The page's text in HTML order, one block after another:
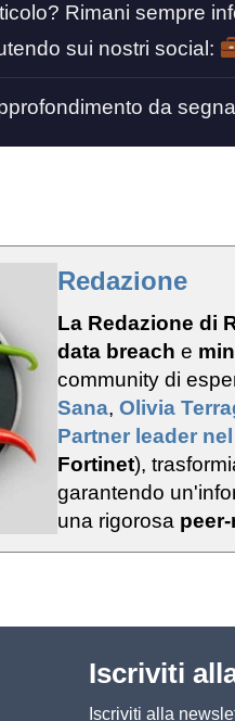
Rimani sempre
sui nostri social:
da
Redazione
La Redazione di
data breach e
community di
Sana, Olivia
Partner leader
Fortinet),
garantendo
una rigorosa
Iscriviti
Iscriviti alla